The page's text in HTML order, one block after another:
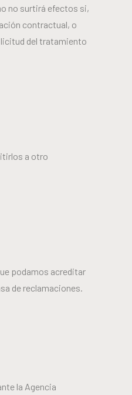
no surtirá efectos si,
contractual, o
del tratamiento
a otro
podamos acreditar
de reclamaciones.
la Agencia